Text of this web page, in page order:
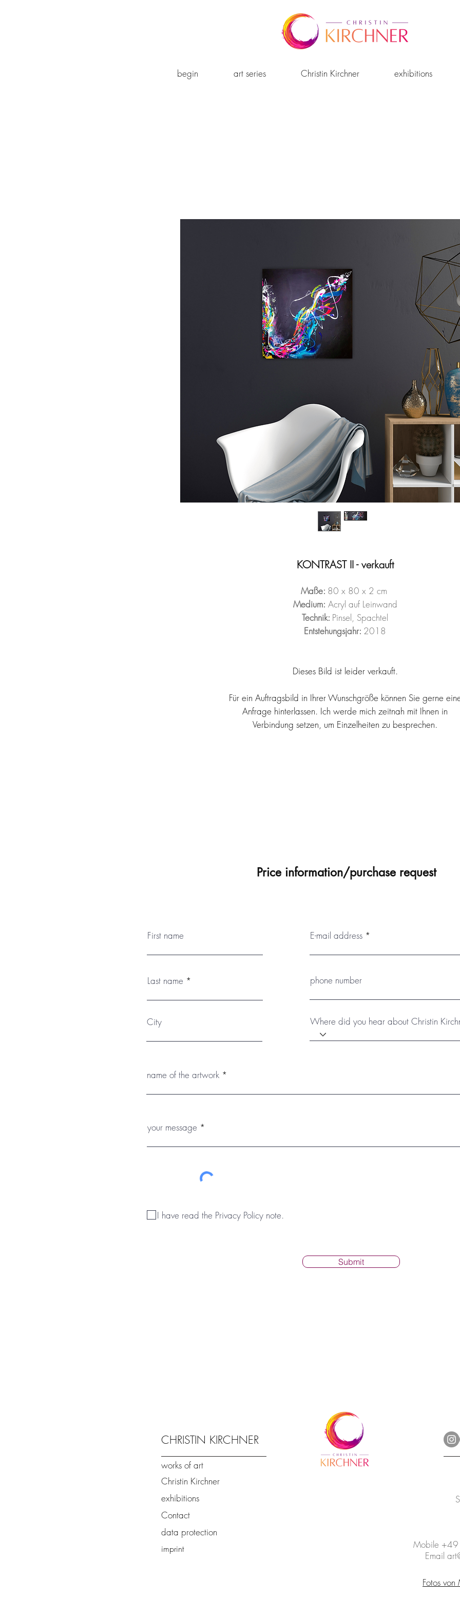
begin art series Christin Kirchner exhibitions
KONTRAST II - verkauft
Maße: 80 x 80 x 2 cm
Medium: Acryl auf Leinwand
Technik: Pinsel, Spachtel
Entstehungsjahr: 2018
Dieses Bild ist leider verkauft.
Für ein Auftragsbild in Ihrer Wunschgröße können Sie gerne
Anfrage hinterlassen. Ich werde mich zeitnah mit Ihnen in
Verbindung setzen, um Einzelheiten zu besprechen.
Price information/purchase request
First name
Last name
City
E-mail address
phone number
Where did you hear about Christin
name of the artwork
your message
I have read the Privacy Policy note.
Submit
CHRISTIN KIRCHNER
works of art
Christin Kirchner
exhibitions
Contact
data protection
imprint
Mobile
Email
Fotos